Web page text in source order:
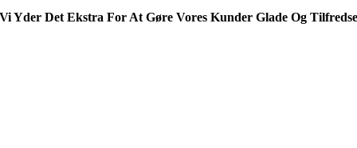
Vi Yder Det Ekstra For At Gøre Vores Kunder Glade Og Tilfredse